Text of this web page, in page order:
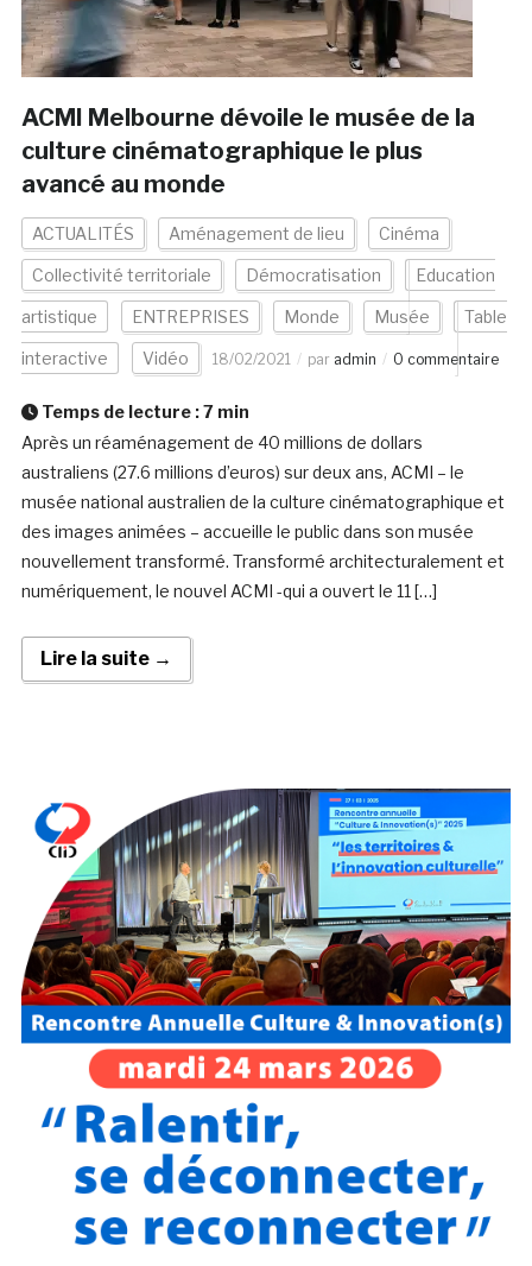
ACMI Melbourne dévoile le musée de la
culture cinématographique le plus
avancé au monde
ACTUALITÉS Aménagement de lieu Cinéma
Collectivité territoriale Démocratisation Education
artistique ENTREPRISES Monde Musée Table
interactive Vidéo 18/02/2021 par admin 0 commentaire
Temps de lecture :7 min
Après un réaménagement de 40 millions de dollars
australiens (27.6 millions d’euros) sur deux ans, ACMI – le
musée national australien de la culture cinématographique et
des images animées – accueille le public dans son musée
nouvellement transformé. Transformé architecturalement et
numériquement, le nouvel ACMI -qui a ouvert le 11 […]
Lire la suite →